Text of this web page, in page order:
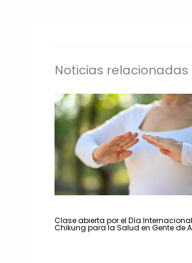
Noticias relacionadas
Clase abierta por el Día
Chikung para la Salud en Gente de